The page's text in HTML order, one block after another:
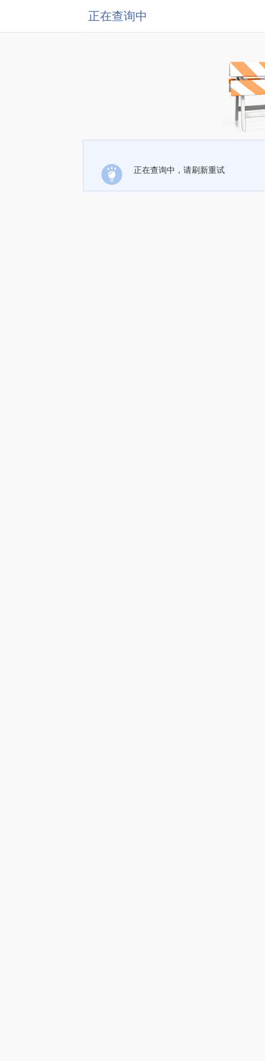
正在查询中
正在查询中，请刷新重试